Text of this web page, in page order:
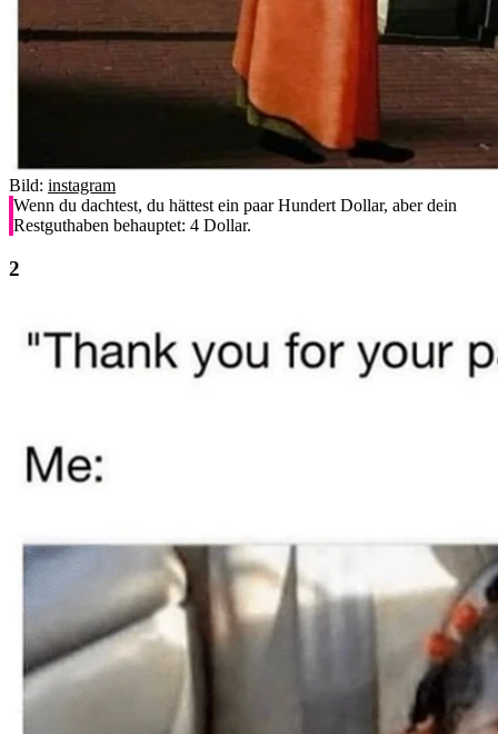
Bild: instagram
Wenn du dachtest, du hättest ein paar Hundert Dollar, aber dein
Restguthaben behauptet: 4 Dollar.